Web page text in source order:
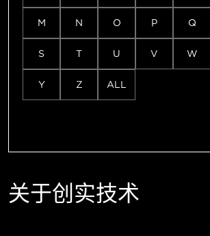
M N O P Q
S T U V W
Y Z ALL
关于创实技术